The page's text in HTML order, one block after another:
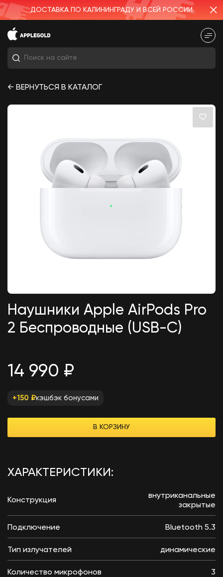
ДОСТАВКА ПО КАЛИНИНГРАДУ И ВСЕЙ РОССИИ
Портативная колонка JBL Clip 4
Красный
4 790
RuStore) eSim
72 990₽
← ВЕРНУТЬСЯ В КАТАЛОГ
Наушники Apple AirPods Pro
2 Беспроводные (USB-C)
14 990 ₽
+150 ₽кэшбэк бонусами
В КОРЗИНУ
ХАРАКТЕРИСТИКИ:
Конструкция
внутриканальные
закрытые
Подключение Bluetooth 5.3
Тип излучателей динамические
Количество микрофонов 3